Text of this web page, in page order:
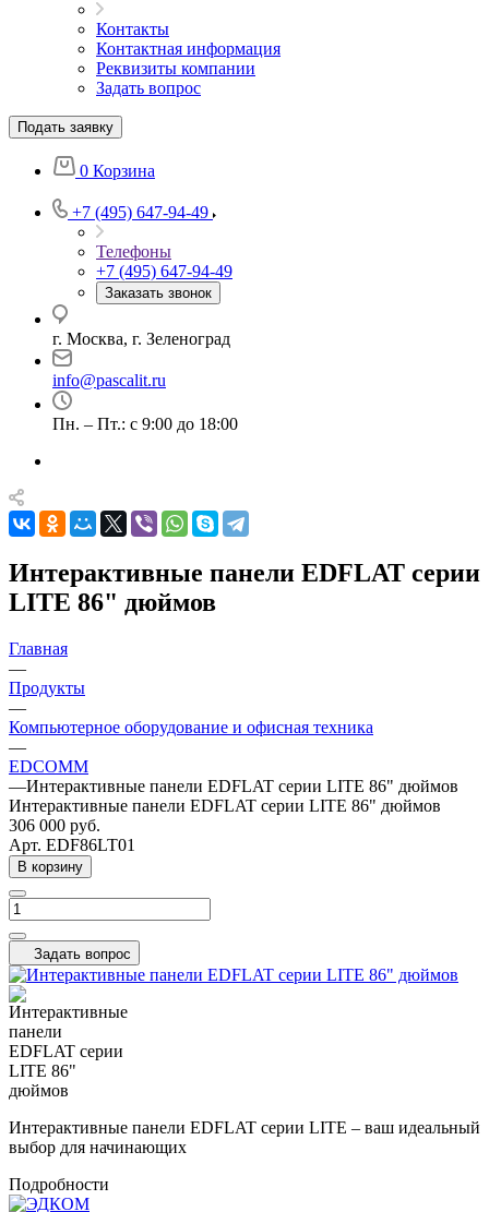
Контакты
Контактная информация
Реквизиты компании
Задать вопрос
Подать заявку
0 Корзина
+7 (495) 647-94-49
Телефоны
+7 (495) 647-94-49
Заказать звонок
г. Москва, г. Зеленоград
info@pascalit.ru
Пн. – Пт.: с 9:00 до 18:00
Интерактивные панели EDFLAT серии
LITE 86" дюймов
Главная
—
Продукты
—
Компьютерное оборудование и офисная техника
—
EDCOMM
—Интерактивные панели EDFLAT серии LITE 86" дюймов
Интерактивные панели EDFLAT серии LITE 86" дюймов
306 000 руб.
Арт. EDF86LT01
В корзину
Задать вопрос
Интерактивные панели EDFLAT серии LITE – ваш идеальный
выбор для начинающих
Подробности